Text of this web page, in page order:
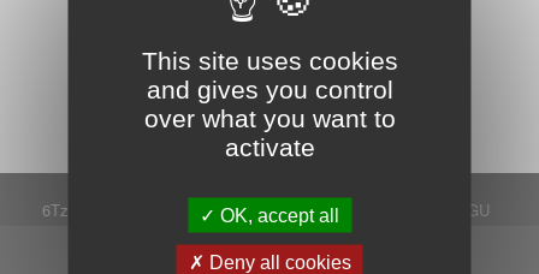
This site uses cookies
and gives you control
over what you want to
activate
OK, accept all
Deny all cookies
Mot de passe oublié ? Je crée mon compte
Connexion
6Tzen ©2015 - Tous droits réservés Mentions légales
CGU
Plan du site
FAQ
Contact
Ce service est proposé par6Tzen